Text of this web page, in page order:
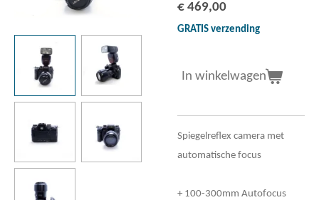
€ 469,00
GRATIS verzending
In winkelwagen
Spiegelreflex camera met
automatische focus
+ 100-300mm Autofocus